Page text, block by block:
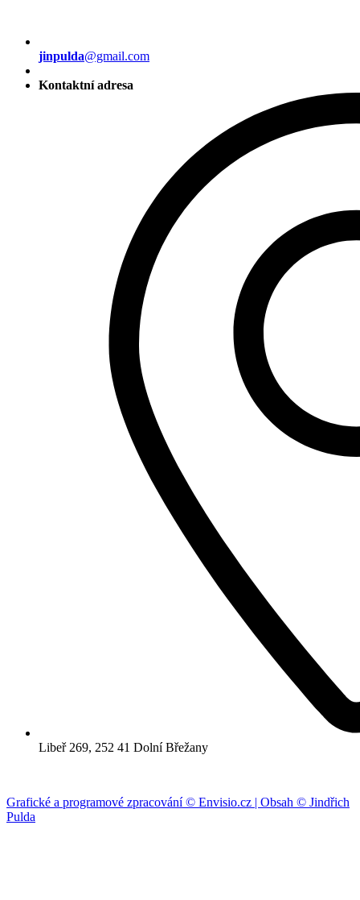
jinpulda@gmail.com
Kontaktní adresa
Libeř 269, 252 41 Dolní Břežany
Grafické a programové zpracování © Envisio.cz | Obsah © Jindřich
Pulda